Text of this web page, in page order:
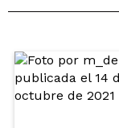
Paola
Muy
|